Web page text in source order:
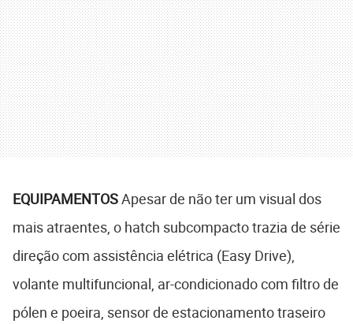
EQUIPAMENTOSApesar de não ter um visual dos
mais atraentes, o hatch subcompacto trazia de série
direção com assistência elétrica (Easy Drive),
volante multifuncional, ar-condicionado com filtro de
pólen e poeira, sensor de estacionamento traseiro